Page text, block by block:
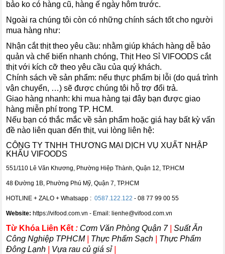
bảo ko có hàng cũ, hàng ế ngày hôm trước.
Ngoài ra chúng tôi còn có những chính sách tốt cho người
mua hàng như:
Nhận cắt thịt theo yêu cầu: nhằm giúp khách hàng dễ bảo
quản và chế biến nhanh chóng, Thịt Heo Sỉ VIFOODS cắt
thịt với kích cỡ theo yêu cầu của quý khách.
Chính sách về sản phẩm: nếu thực phẩm bị lỗi (do quá trình
vận chuyển, …) sẽ được chúng tôi hỗ trợ đổi trả.
Giao hàng nhanh: khi mua hàng tại đây bạn được giao
hàng miễn phí trong TP. HCM.
Nếu bạn có thắc mắc về sản phẩm hoặc giá hay bất kỳ vấn
đề nào liên quan đến thịt, vui lòng liên hệ:
CÔNG TY TNHH THƯƠNG MẠI DỊCH VỤ XUẤT NHẬP
KHẨU VIFOODS
551/110 Lê Văn Khương, Phường Hiệp Thành, Quận 12, TP.HCM
48 Đường 1B, Phường Phú Mỹ, Quận 7, TP.HCM
HOTLINE + ZALO + Whatsapp :0587.122.122 - 08 77 99 00 55
Website: https://vifood.com.vn - Email: lienhe@vifood.com.vn
Từ Khóa Liên Kết : Cơm Văn Phòng Quận 7|Suất Ăn
Công Nghiệp TPHCM| Thực Phẩm Sạch
Thực Phẩm
Đông Lạnh
Vựa rau củ giá sỉ|